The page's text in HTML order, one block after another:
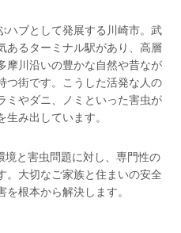
ハブとして発展する川崎市。武
あるターミナル駅があり、高層
摩川沿いの豊かな自然や昔なが
つ街です。こうした活発な人の
ミやダニ、ノミといった害虫が
み出しています。
境と害虫問題に対し、専門性の
。大切なご家族と住まいの安全
根本から解決します。